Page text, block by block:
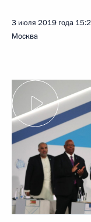
3 июля 2019 года
Москва